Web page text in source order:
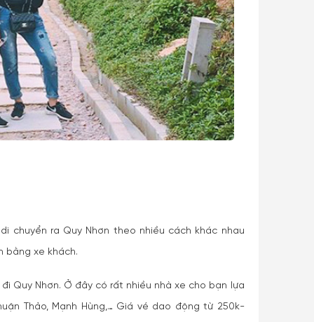
chuyển ra Quy Nhơn theo nhiều cách khác nhau
bằng xe khách.
Quy Nhơn. Ở đây có rất nhiều nhà xe cho bạn lựa
Thảo, Mạnh Hùng,… Giá vé dao động từ 250k-